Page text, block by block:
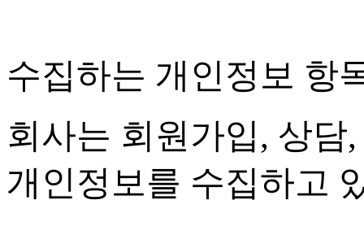
수집하는 개인정보 항
회사는 회원가입, 상담
개인정보를 수집하고